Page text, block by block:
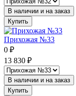
В наличии и на заказ
Купить
Прихожая №33
0 ₽
13 830 ₽
В наличии и на заказ
Купить